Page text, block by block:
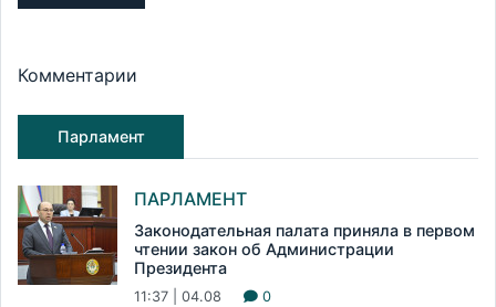
Комментарии
Парламент
ПАРЛАМЕНТ
Законодательная палата приняла в первом
чтении закон об Администрации
Президента
11:37 | 04.08 0